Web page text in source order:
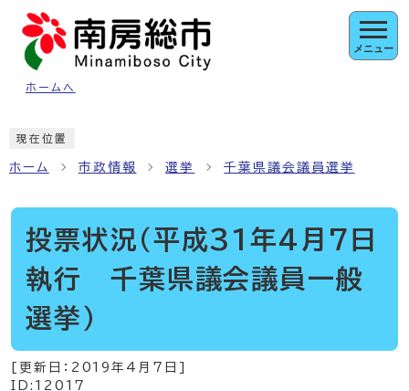
ページの先頭です
ホームへ
メニュー
現在位置
ホーム 市政情報 選挙 千葉県議会議員選挙
投票状況（平成31年4月7日
執行 千葉県議会議員一般
選挙）
[更新日： 2019年4月7日
ID:12017